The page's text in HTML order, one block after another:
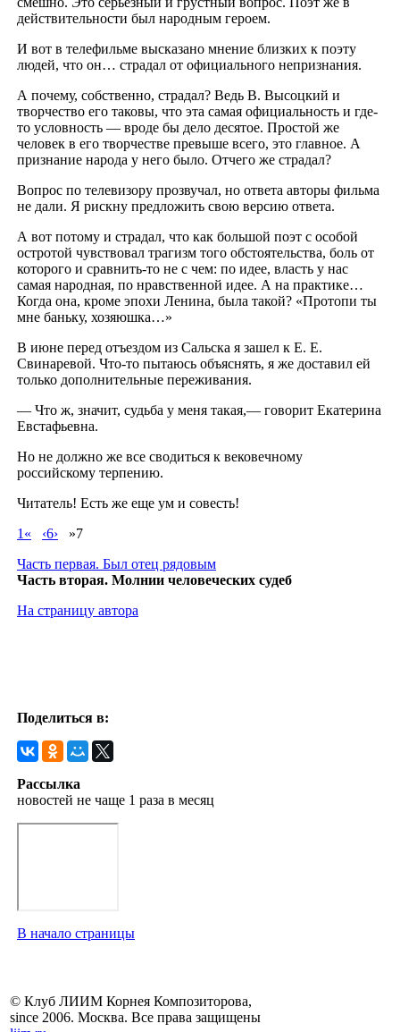
действительности был народным героем.
И вот в телефильме высказано мнение близких к поэту
людей, что он… страдал от официального непризнания.
А почему, собственно, страдал? Ведь В. Высоцкий и
творчество его таковы, что эта самая официальность и где-
то условность — вроде бы дело десятое. Простой же
человек в его творчестве превыше всего, это главное. А
признание народа у него было. Отчего же страдал?
Вопрос по телевизору прозвучал, но ответа авторы фильма
не дали. Я рискну предложить свою версию ответа.
А вот потому и страдал, что как большой поэт с особой
остротой чувствовал трагизм того обстоятельства, боль от
которого и сравнить-то не с чем: по идее, власть у нас
самая народная, по нравственной идее. А на практике…
Когда она, кроме эпохи Ленина, была такой? «Протопи ты
мне баньку, хозяюшка…»
В июне перед отъездом из Сальска я зашел к Е. Е.
Свинаревой. Что-то пытаюсь объяснять, я же доставил ей
только дополнительные переживания.
— Что ж, значит, судьба у меня такая,— говорит Екатерина
Евстафьевна.
Но не должно же все сводиться к вековечному
российскому терпению.
Читатель! Есть же еще ум и совесть!
1«
‹6› »7
Часть первая. Был отец рядовым
Часть вторая. Молнии человеческих судеб
На страницу автора
Поделиться в:
Рассылка
новостей не чаще 1 раза в месяц
В начало страницы
© Клуб ЛИИМ Корнея Композиторова,
since 2006. Москва. Все права защищены